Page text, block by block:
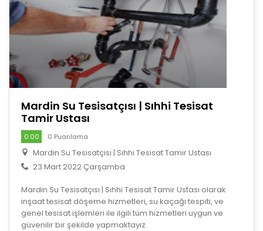
Mardin Su Tesisatçısı | Sıhhi Tesisat
Tamir Ustası
0.00 0 Puanlama
Mardin Su Tesisatçısı | Sıhhi Tesisat Tamir Ustası
23 Mart 2022 Çarşamba
Mardin Su Tesisatçısı | Sıhhi Tesisat Tamir Ustası olarak
inşaat tesisat döşeme hizmetleri, su kaçağı tespiti, ve
genel tesisat işlemleri ile ilgili tüm hizmetleri uygun ve
güvenilir bir şekilde yapmaktayız.